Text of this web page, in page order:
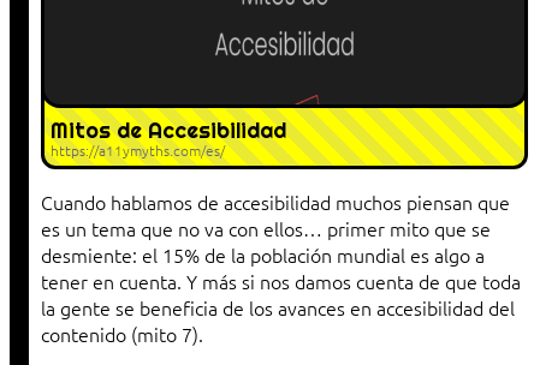
Mitos de Accesibilidad
https://a11ymyths.com/es/
Cuando hablamos de accesibilidad muchos piensan que
es un tema que no va con ellos… primer mito que se
desmiente: el 15% de la población mundial es algo a
tener en cuenta. Y más si nos damos cuenta de que toda
la gente se beneficia de los avances en accesibilidad del
contenido (mito 7).